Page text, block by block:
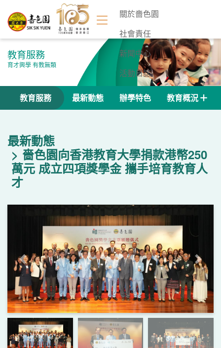
關於嗇色園
社會責任
新聞中心
活動日誌
聯絡我們
教育服務
育才興學 有教無類
教育服務 最新動態 辦學特色 教育概況
最新動態
嗇色園向香港教育大學捐款港幣250
萬元 成立四項獎學金 攜手培育教育人
才
上一頁 下一頁